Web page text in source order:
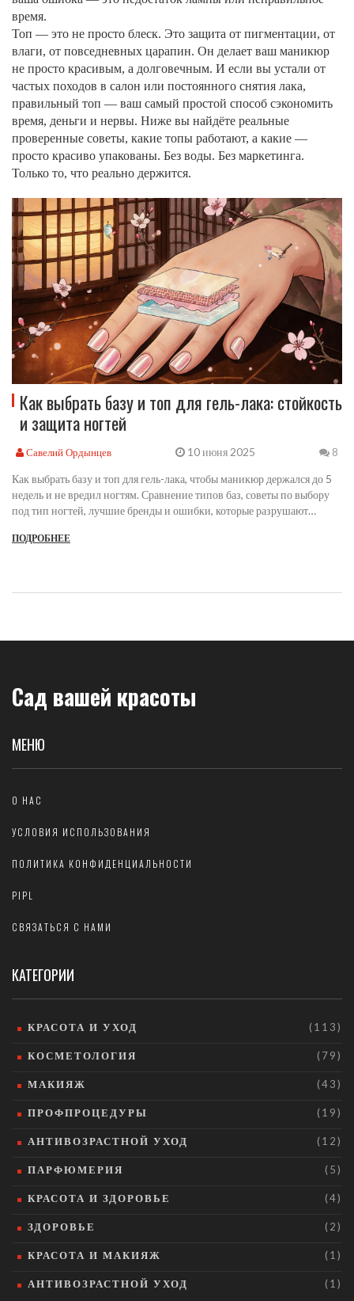
время.
Топ — это не просто блеск. Это защита от пигментации, от
влаги, от повседневных царапин. Он делает ваш маникюр
не просто красивым, а долговечным. И если вы устали от
частых походов в салон или постоянного снятия лака,
правильный топ — ваш самый простой способ сэкономить
время, деньги и нервы. Ниже вы найдёте реальные
проверенные советы, какие топы работают, а какие —
просто красиво упакованы. Без воды. Без маркетинга.
Только то, что реально держится.
Как выбрать базу и топ для гель-лака: стойкость
и защита ногтей
Савелий Ордынцев 10 июня 2025 8
Как выбрать базу и топ для гель-лака, чтобы маникюр держался до 5
недель и не вредил ногтям. Сравнение типов баз, советы по выбору
под тип ногтей, лучшие бренды и ошибки, которые разрушают
ПОДРОБНЕЕ
Сад вашей красоты
МЕНЮ
О НАС
УСЛОВИЯ ИСПОЛЬЗОВАНИЯ
ПОЛИТИКА КОНФИДЕНЦИАЛЬНОСТИ
PIPL
СВЯЗАТЬСЯ С НАМИ
КАТЕГОРИИ
КРАСОТА И УХОД (113)
КОСМЕТОЛОГИЯ (79)
МАКИЯЖ (43)
ПРОФПРОЦЕДУРЫ (19)
АНТИВОЗРАСТНОЙ УХОД (12)
ПАРФЮМЕРИЯ (5)
КРАСОТА И ЗДОРОВЬЕ (4)
ЗДОРОВЬЕ (2)
КРАСОТА И МАКИЯЖ (1)
АНТИВОЗРАСТНОЙ УХОД (1)